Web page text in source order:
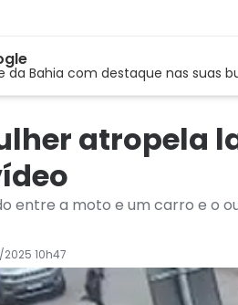
da Bahia com destaque nas suas
atropela
entre a moto e um carro e o
10h47